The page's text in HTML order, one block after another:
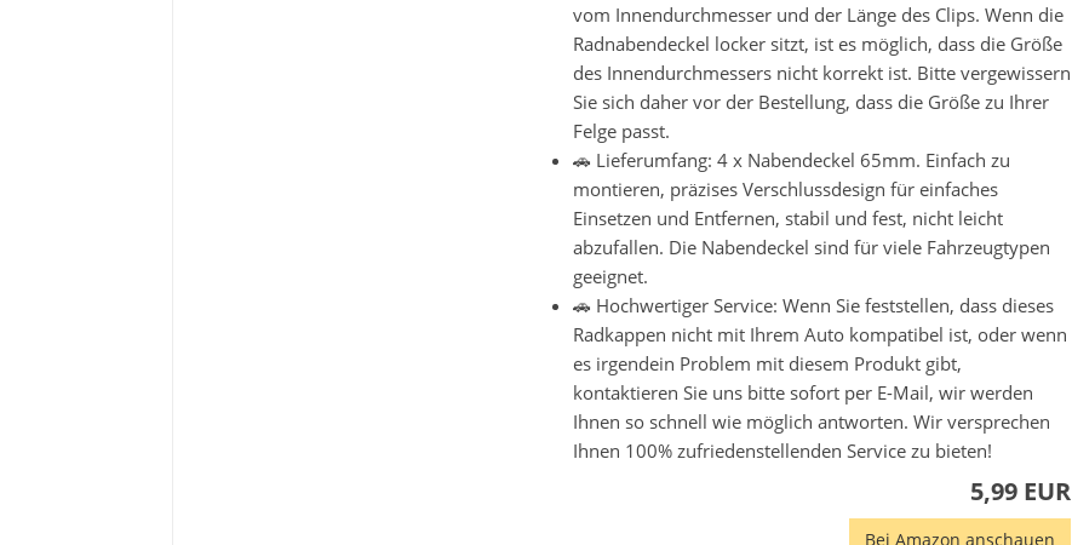
vom Innendurchmesser und der Länge des Clips. Wenn die
Radnabendeckel locker sitzt, ist es möglich, dass die Größe
des Innendurchmessers nicht korrekt ist. Bitte vergewissern
Sie sich daher vor der Bestellung, dass die Größe zu Ihrer
Felge passt.
🚗 Lieferumfang: 4 x Nabendeckel 65mm. Einfach zu
montieren, präzises Verschlussdesign für einfaches
Einsetzen und Entfernen, stabil und fest, nicht leicht
abzufallen. Die Nabendeckel sind für viele Fahrzeugtypen
geeignet.
🚗 Hochwertiger Service: Wenn Sie feststellen, dass dieses
Radkappen nicht mit Ihrem Auto kompatibel ist, oder wenn
es irgendein Problem mit diesem Produkt gibt,
kontaktieren Sie uns bitte sofort per E-Mail, wir werden
Ihnen so schnell wie möglich antworten. Wir versprechen
Ihnen 100% zufriedenstellenden Service zu bieten!
5,99 EUR
Bei Amazon anschauen